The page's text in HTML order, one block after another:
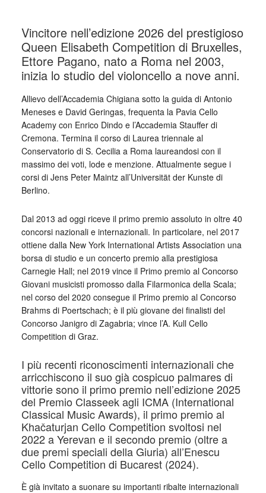
Vincitore nell’edizione 2026 del prestigioso
Queen Elisabeth Competition di Bruxelles,
Ettore Pagano, nato a Roma nel 2003,
inizia lo studio del violoncello a nove anni.
Allievo dell’Accademia Chigiana sotto la guida di Antonio
Meneses e David Geringas, frequenta la Pavia Cello
Academy con Enrico Dindo e l’Accademia Stauffer di
Cremona. Termina il corso di Laurea triennale al
Conservatorio di S. Cecilia a Roma laureandosi con il
massimo dei voti, lode e menzione. Attualmente segue i
corsi di Jens Peter Maintz all’Universität der Kunste di
Berlino.
Dal 2013 ad oggi riceve il primo premio assoluto in oltre 40
concorsi nazionali e internazionali. In particolare, nel 2017
ottiene dalla New York International Artists Association una
borsa di studio e un concerto premio alla prestigiosa
Carnegie Hall; nel 2019 vince il Primo premio al Concorso
Giovani musicisti promosso dalla Filarmonica della Scala;
nel corso del 2020 consegue il Primo premio al Concorso
Brahms di Poertschach; è il più giovane dei finalisti del
Concorso Janigro di Zagabria; vince l’A. Kull Cello
Competition di Graz.
I più recenti riconoscimenti internazionali che
arricchiscono il suo già cospicuo palmares di
vittorie sono il primo premio nell’edizione 2025
del Premio Classeek agli ICMA (International
Classical Music Awards), il primo premio al
Khačaturjan Cello Competition svoltosi nel
2022 a Yerevan e il secondo premio (oltre a
due premi speciali della Giuria) all’Enescu
Cello Competition di Bucarest (2024).
È già invitato a suonare su importanti ribalte internazionali